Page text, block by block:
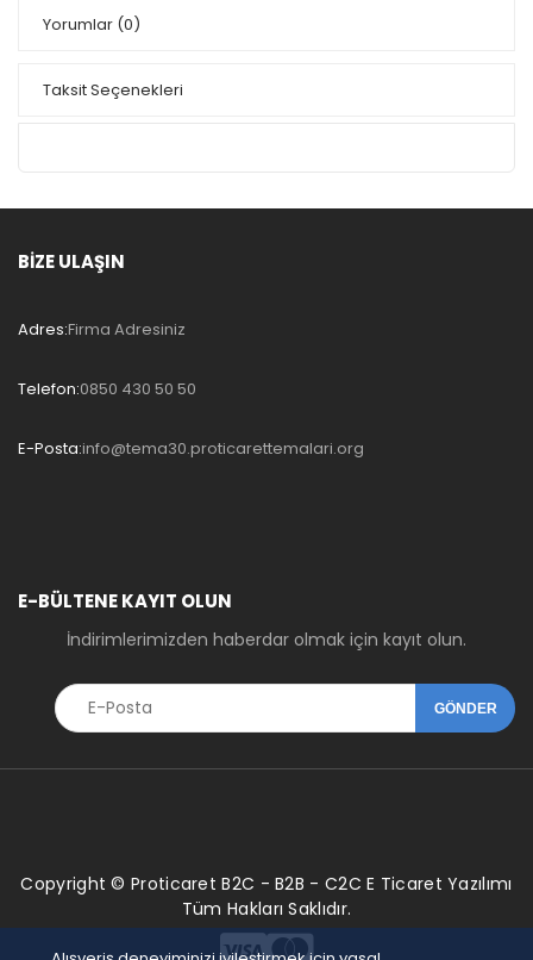
Yorumlar (0)
Taksit Seçenekleri
BİZE ULAŞIN
Adres:Firma Adresiniz
Telefon:0850 430 50 50
E-Posta:info@tema30.proticarettemalari.org
E-BÜLTENE KAYIT OLUN
İndirimlerimizden haberdar olmak için kayıt olun.
Copyright © Proticaret B2C - B2B - C2C E Ticaret Yazılımı
Tüm Hakları Saklıdır.